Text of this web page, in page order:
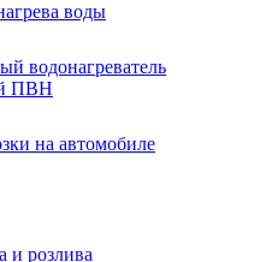
воды
водонагреватель
ПВН
на автомобиле
и розлива